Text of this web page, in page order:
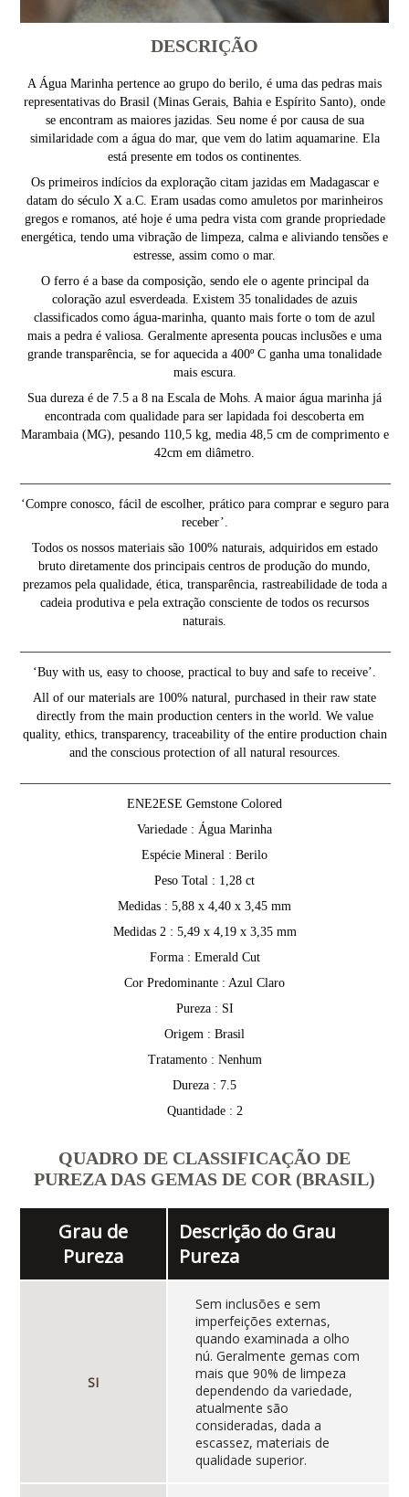
DESCRIÇÃO
A Água Marinha pertence ao grupo do berilo, é uma das pedras mais
representativas do Brasil (Minas Gerais, Bahia e Espírito Santo), onde
se encontram as maiores jazidas. Seu nome é por causa de sua
similaridade com a água do mar, que vem do latim aquamarine. Ela
está presente em todos os continentes.
Os primeiros indícios da exploração citam jazidas em Madagascar e
datam do século X a.C. Eram usadas como amuletos por marinheiros
gregos e romanos, até hoje é uma pedra vista com grande propriedade
energética, tendo uma vibração de limpeza, calma e aliviando tensões e
estresse, assim como o mar.
O ferro é a base da composição, sendo ele o agente principal da
coloração azul esverdeada. Existem 35 tonalidades de azuis
classificados como água-marinha, quanto mais forte o tom de azul
mais a pedra é valiosa. Geralmente apresenta poucas inclusões e uma
grande transparência, se for aquecida a 400º C ganha uma tonalidade
mais escura.
Sua dureza é de 7.5 a 8 na Escala de Mohs. A maior água marinha já
encontrada com qualidade para ser lapidada foi descoberta em
Marambaia (MG), pesando 110,5 kg, media 48,5 cm de comprimento e
42cm em diâmetro.
‘Compre conosco, fácil de escolher, prático para comprar e seguro para
receber’.
Todos os nossos materiais são 100% naturais, adquiridos em estado
bruto diretamente dos principais centros de produção do mundo,
prezamos pela qualidade, ética, transparência, rastreabilidade de toda a
cadeia produtiva e pela extração consciente de todos os recursos
naturais.
‘Buy with us, easy to choose, practical to buy and safe to receive’.
All of our materials are 100% natural, purchased in their raw state
directly from the main production centers in the world. We value
quality, ethics, transparency, traceability of the entire production chain
and the conscious protection of all natural resources.
ENE2ESE Gemstone Colored
Variedade : Água Marinha
Espécie Mineral : Berilo
Peso Total : 1,28 ct
Medidas : 5,88 x 4,40 x 3,45 mm
Medidas 2 : 5,49 x 4,19 x 3,35 mm
Forma : Emerald Cut
Cor Predominante : Azul Claro
Pureza : SI
Origem : Brasil
Tratamento : Nenhum
Dureza : 7.5
Quantidade : 2
QUADRO DE CLASSIFICAÇÃO DE
PUREZA DAS GEMAS DE COR (BRASIL)
Grau de
Pureza
Descrição do Grau
Pureza
SI
Sem inclusões e sem
imperfeições externas,
quando examinada a olho
nú. Geralmente gemas com
mais que 90% de limpeza
dependendo da variedade,
atualmente são
consideradas, dada a
escassez, materiais de
qualidade superior.